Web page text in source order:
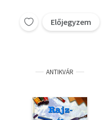
Előjegyzem
ANTIKVÁR